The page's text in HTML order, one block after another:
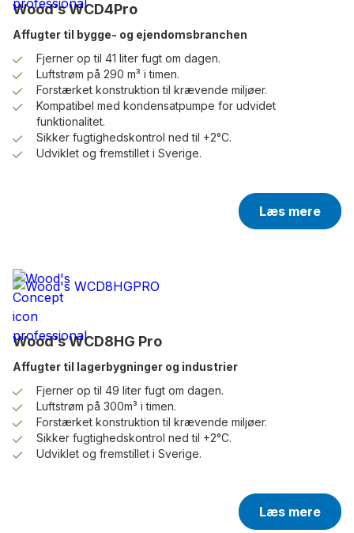
Wood’s WCD4Pro
Affugter til bygge- og ejendomsbranchen
Fjerner op til 41 liter fugt om dagen.
Luftstrøm på 290 m³ i timen.
Forstærket konstruktion til krævende miljøer.
Kompatibel med kondensatpumpe for udvidet
funktionalitet.
Sikker fugtighedskontrol ned til +2°C.
Udviklet og fremstillet i Sverige.
Læs mere
Wood’s WCD8HG Pro
Affugter til lagerbygninger og industrier
Fjerner op til 49 liter fugt om dagen.
Luftstrøm på 300m³ i timen.
Forstærket konstruktion til krævende miljøer.
Sikker fugtighedskontrol ned til +2°C.
Udviklet og fremstillet i Sverige.
Læs mere